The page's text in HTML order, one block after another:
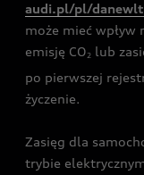
audi.pl/pl/
może mieć wpływ
emisję CO2 lub
po pierwszej
życzenie.
Zasięg dla
trybie